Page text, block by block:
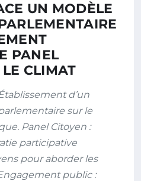
UN MODÈLE
PANEL
CLIMAT
d’un
sur le
Panel Citoyen :
participative
pour aborder les
public :